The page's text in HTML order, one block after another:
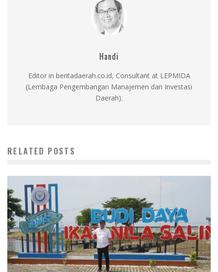
Handi
Editor in beritadaerah.co.id, Consultant at LEPMIDA
(Lembaga Pengembangan Manajemen dan Investasi
Daerah).
RELATED POSTS